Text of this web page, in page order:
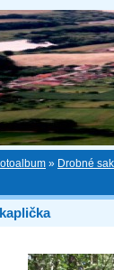
» Drobné